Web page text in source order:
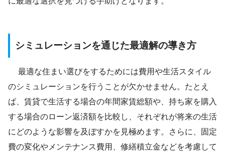
シミュレーションを通じた最適解の導き方
最適な住まい選びをするためには費用や生活スタイル
のシミュレーションを行うことが欠かせません。たとえ
ば、賃貸で生活する場合の年間家賃総額や、持ち家を購入
する場合のローン返済額を比較し、それぞれが将来の生活
にどのような影響を及ぼすかを見極めます。さらに、固定
費の変化やメンテナンス費用、修繕積立金などを考慮して